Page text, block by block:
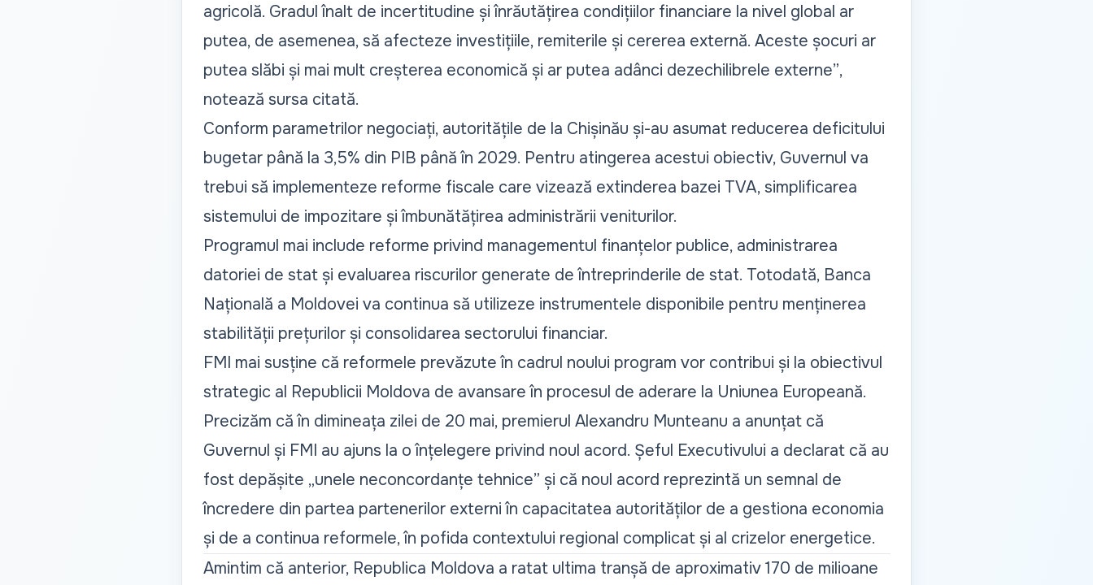
agricolă. Gradul înalt de incertitudine și înrăutățirea condițiilor financiare la nivel global ar
putea, de asemenea, să afecteze investițiile, remiterile și cererea externă. Aceste șocuri ar
putea slăbi și mai mult creșterea economică și ar putea adânci dezechilibrele externe”,
notează sursa citată.
Conform parametrilor negociați, autoritățile de la Chișinău și-au asumat reducerea deficitului
bugetar până la 3,5% din PIB până în 2029. Pentru atingerea acestui obiectiv, Guvernul va
trebui să implementeze reforme fiscale care vizează extinderea bazei TVA, simplificarea
sistemului de impozitare și îmbunătățirea administrării veniturilor.
Programul mai include reforme privind managementul finanțelor publice, administrarea
datoriei de stat și evaluarea riscurilor generate de întreprinderile de stat. Totodată, Banca
Națională a Moldovei va continua să utilizeze instrumentele disponibile pentru menținerea
stabilității prețurilor și consolidarea sectorului financiar.
FMI mai susține că reformele prevăzute în cadrul noului program vor contribui și la obiectivul
strategic al Republicii Moldova de avansare în procesul de aderare la Uniunea Europeană.
Precizăm că în dimineața zilei de 20 mai, premierul Alexandru Munteanu a anunțat că
Guvernul și FMI au ajuns la o înțelegere privind noul acord. Șeful Executivului a declarat că au
fost depășite „unele neconcordanțe tehnice” și că noul acord reprezintă un semnal de
încredere din partea partenerilor externi în capacitatea autorităților de a gestiona economia
și de a continua reformele, în pofida contextului regional complicat și al crizelor energetice.
Amintim că anterior, Republica Moldova a ratat ultima tranșă de aproximativ 170 de milioane